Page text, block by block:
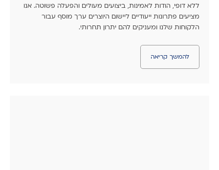
ללא דופי, הודות לאמינות, ביצועים מעולים והפעלה פשוטה. אנו
מציעים פתרונות ייעודיים ליישום היוצרים ערך מוסף עבור
הלקוחות שלנו ומעניקים להם יתרון תחרותי.
להמשך קריאה